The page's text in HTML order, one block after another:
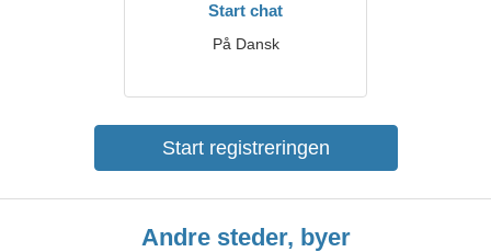
Start chat
På Dansk
Start registreringen
Andre steder, byer